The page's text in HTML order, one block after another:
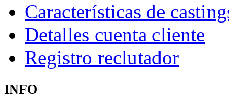
Características de
Detalles cuenta cliente
Registro reclutador
INFO